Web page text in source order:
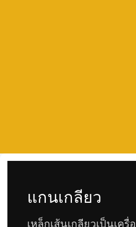
แกนเกลียว
เหล็กเส้นเกลียวเป็นเค